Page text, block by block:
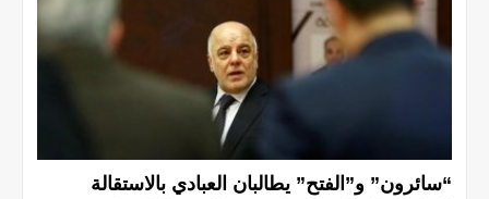
“سائرون” و”الفتح” يطالبان العبادي بالاستقالة